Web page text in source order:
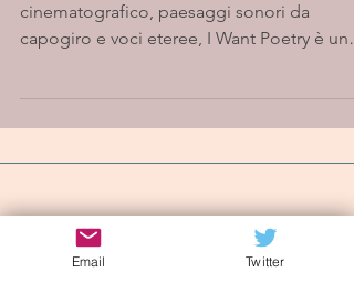
cinematografico, paesaggi sonori da
capogiro e voci eteree, I Want Poetry è una
Iscriviti alla mailing list
Email Twitter